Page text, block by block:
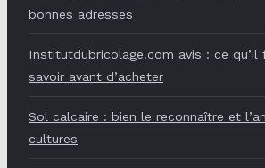
bonnes adresses
Institutdubricolage.com avis : ce qu’il
savoir avant d’acheter
Sol calcaire : bien le reconnaître et
cultures